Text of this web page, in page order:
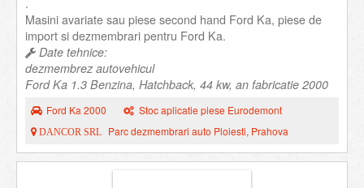
.
Masini avariate sau piese second hand Ford Ka, piese de
import si dezmembrari pentru Ford Ka.
Date tehnice:
dezmembrez autovehicul
Ford Ka 1.3 Benzina, Hatchback, 44 kw, an fabricatie 2000
Ford Ka 2000 Stoc aplicatie piese Eurodemont
DANCOR SRL Parc dezmembrari auto Ploiesti, Prahova